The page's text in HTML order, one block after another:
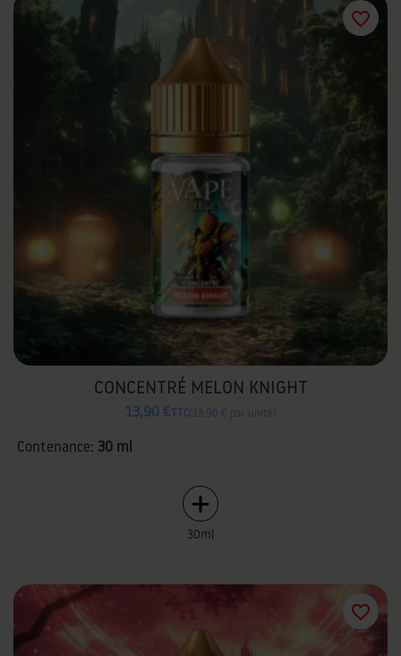
CONCENTRÉ MELON KNIGHT
13,90 € TTC 13,90 € par unité
Contenance: 30 ml
30ml
favorite_border
favorite_border